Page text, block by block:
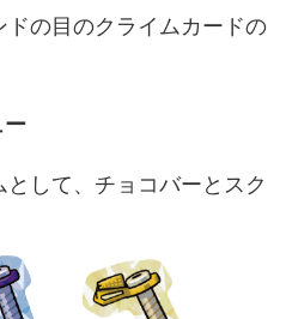
の目のクライムカードの
ー
して、チョコバーとスク